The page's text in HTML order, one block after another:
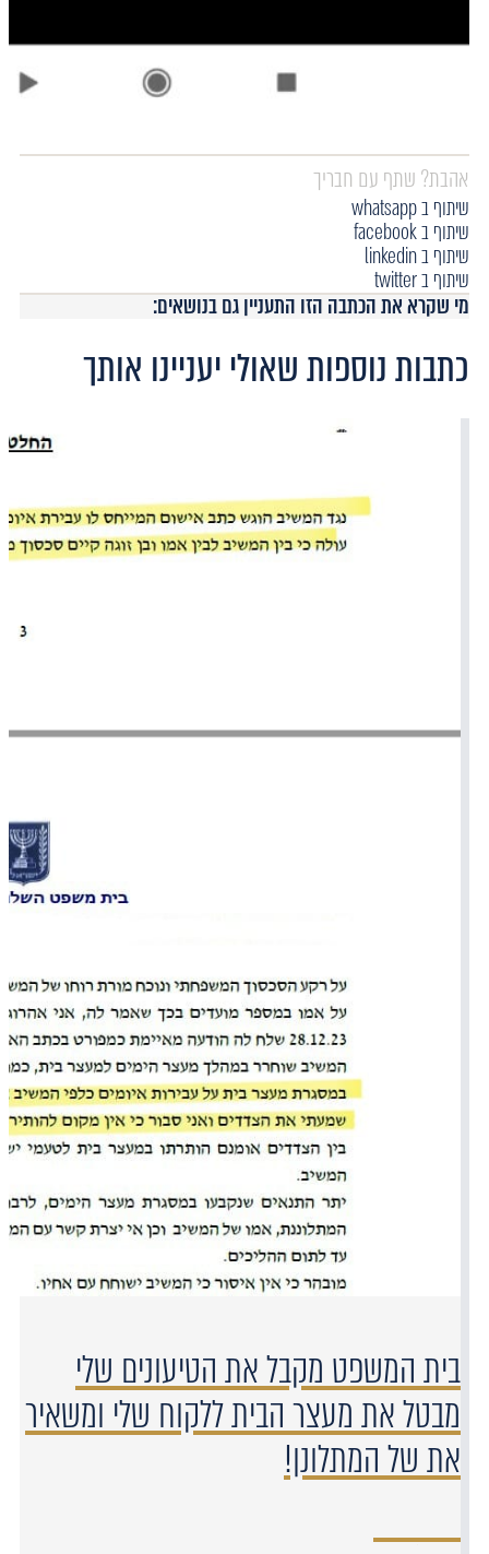
אהבת? שתף עם חבריך
שיתוף ב whatsapp
שיתוף ב facebook
שיתוף ב linkedin
שיתוף ב twitter
מי שקרא את הכתבה הזו התעניין גם בנושאים:
כתבות נוספות שאולי יעניינו אותך
בית המשפט מקבל את הטיעונים שלי
מבטל את מעצר הבית ללקוח שלי ומשאיר
את של המתלונן!